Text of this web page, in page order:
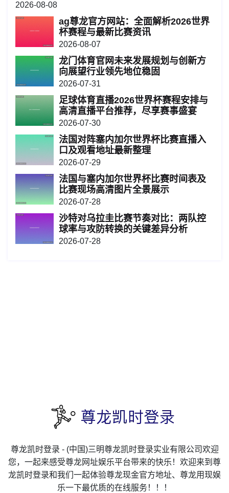
2026-08-08
ag尊龙官方网站：全面解析2026世界
杯赛程与最新比赛资讯
2026-08-07
龙门体育官网未来发展规划与创新方
向展望行业领先地位稳固
2026-07-31
足球体育直播2026世界杯赛程安排与
高清直播平台推荐，尽享赛事盛宴
2026-07-30
法国对阵塞内加尔世界杯比赛直播入
口及观看地址最新整理
2026-07-29
法国与塞内加尔世界杯比赛时间表及
比赛现场高清图片全景展示
2026-07-28
沙特对乌拉圭比赛节奏对比：两队控
球率与攻防转换的关键差异分析
2026-07-28
尊龙凯时登录 - (中国)三明尊龙凯时登录实业有限公司欢迎
您，一起来感受尊龙网址娱乐平台带来的快乐！欢迎来到尊
龙凯时登录和我们一起体验尊龙现金官方地址、尊龙用现娱
乐一下最优质的在线服务！！！